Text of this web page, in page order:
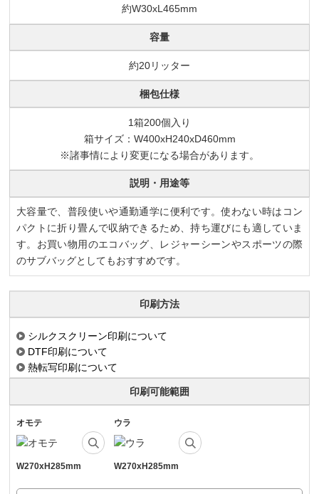
約W30xL465mm
容量
約20リッター
梱包仕様
1箱200個入り
箱サイズ：W400xH240xD460mm
※諸事情により変更になる場合があります。
説明・用途等
大容量で、普段使いや通勤通学に便利です。使わない時はコン
パクトに折り畳んで収納できるため、持ち運びにも適していま
す。お買い物用のエコバッグ、レジャーシーンやスポーツの際
のサブバッグとしてもおすすめです。
印刷方法
シルクスクリーン印刷について
DTF印刷について
熱転写印刷について
印刷可能範囲
オモテ
W270xH285mm
ウラ
W270xH285mm